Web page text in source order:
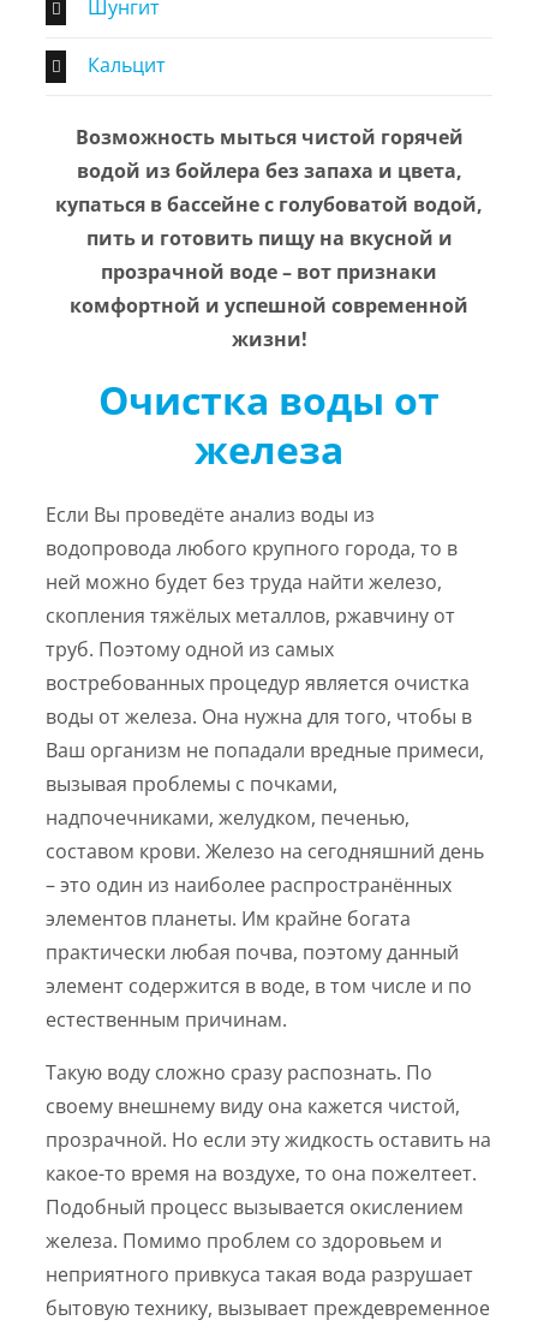
Шунгит
Кальцит
Возможность мыться чистой горячей
водой из бойлера без запаха и цвета,
купаться в бассейне с голубоватой водой,
пить и готовить пищу на вкусной и
прозрачной воде – вот признаки
комфортной и успешной современной
жизни!
Очистка воды от
железа
Если Вы проведёте анализ воды из
водопровода любого крупного города, то в
ней можно будет без труда найти железо,
скопления тяжёлых металлов, ржавчину от
труб. Поэтому одной из самых
востребованных процедур является очистка
воды от железа. Она нужна для того, чтобы в
Ваш организм не попадали вредные примеси,
вызывая проблемы с почками,
надпочечниками, желудком, печенью,
составом крови. Железо на сегодняшний день
– это один из наиболее распространённых
элементов планеты. Им крайне богата
практически любая почва, поэтому данный
элемент содержится в воде, в том числе и по
естественным причинам.
Такую воду сложно сразу распознать. По
своему внешнему виду она кажется чистой,
прозрачной. Но если эту жидкость оставить на
какое-то время на воздухе, то она пожелтеет.
Подобный процесс вызывается окислением
железа. Помимо проблем со здоровьем и
неприятного привкуса такая вода разрушает
бытовую технику, вызывает преждевременное